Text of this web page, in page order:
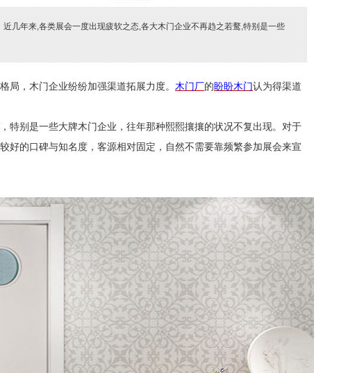
几年来,各类展会一度出现疲软之态,各大木门企业不再趋之若鹜,特别是一些
局，木门企业纷纷加强渠道拓展力度。 木门厂的盼盼木门认为得渠道
特别是一些大牌木门企业，往年那种熙熙攘攘的状况不复出现。对于
好的口碑与知名度，客源相对固定，自然不需要靠频繁参加展会来宣